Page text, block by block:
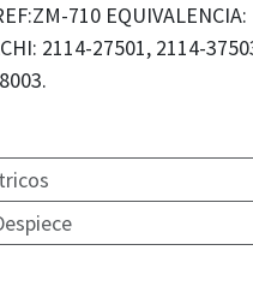
710 EQUIVALENCIA:
2114-27501, 2114-